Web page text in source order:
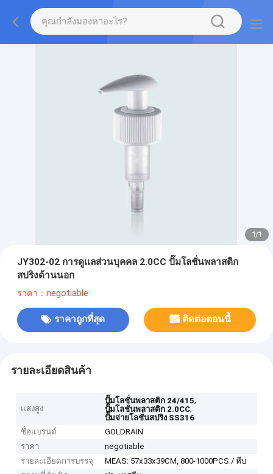
1/1
JY302-02 การดูแลส่วนบุคคล 2.0CC ปั๊มโลชั่นพลาสติก
สปริงด้านนอก
ราคา：negotiable
ราคาถูกที่สุด ติดต่อตอนนี้
รายละเอียดสินค้า
แสงสูง
ปั๊มโลชั่นพลาสติก 24/415,
ปั๊มโลชั่นพลาสติก 2.0CC,
ปั๊มจ่ายโลชั่นสปริง SS316
ชื่อแบรนด์
GOLDRAIN
ราคา
negotiable
รายละเอียดการบรรจุ
MEAS: 57x33x39CM, 800-1000PCS / หีบ